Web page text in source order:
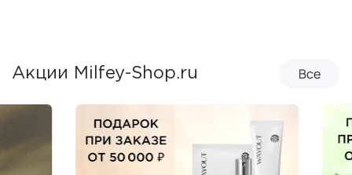
Акции Milfey-Shop.ru Все